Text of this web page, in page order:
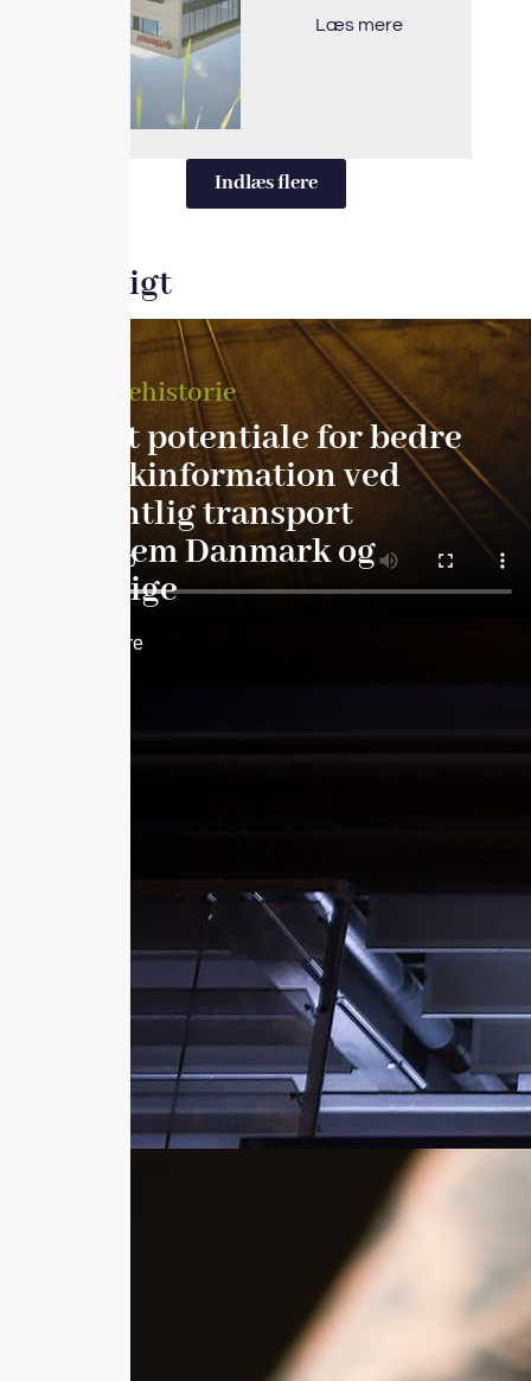
Læs mere
Indlæs flere
Indsigt
Fælles modelregler giver bedre data
– hvis vi alle vil det
Læs mere
Kundehistorie
Stort potentiale for bedre
trafikinformation ved
offentlig transport
mellem Danmark og
Sverige
Læs mere